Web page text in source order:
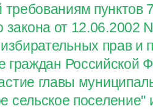
требованиям пунктов
закона от
прав и
граждан Российской
главы
сельское